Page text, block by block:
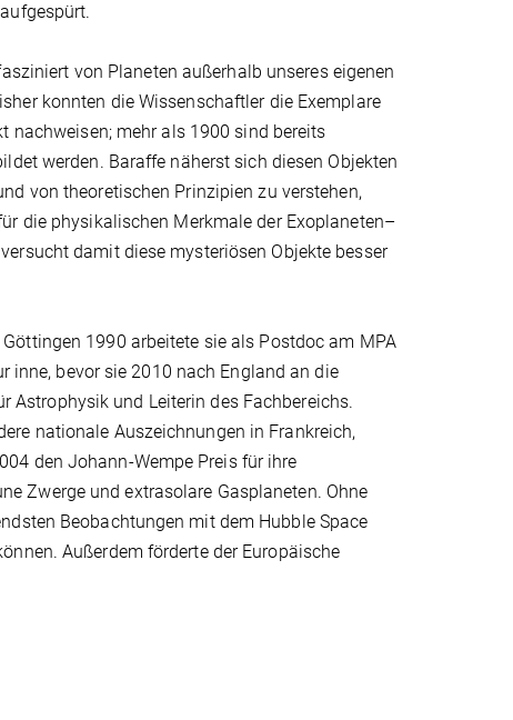
von Planeten außerhalb unseres eigenen
konnten die Wissenschaftler die Exemplare
nachweisen; mehr als 1900 sind bereits
werden. Baraffe näherst sich diesen Objekten
von theoretischen Prinzipien zu verstehen,
die physikalischen Merkmale der Exoplaneten–
damit diese mysteriösen Objekte besser
1990 arbeitete sie als Postdoc am MPA
inne, bevor sie 2010 nach England an die
Astrophysik und Leiterin des Fachbereichs.
nationale Auszeichnungen in Frankreich,
den Johann-Wempe Preis für ihre
Zwerge und extrasolare Gasplaneten. Ohne
Beobachtungen mit dem Hubble Space
Außerdem förderte der Europäische